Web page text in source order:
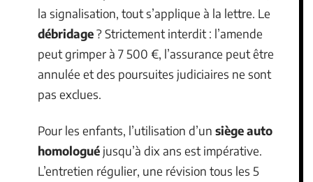
la signalisation, tout s’applique à la lettre. Le
débridage? Strictement interdit : l’amende
peut grimper à 7 500 €, l’assurance peut être
annulée et des poursuites judiciaires ne sont
pas exclues.
Pour les enfants, l’utilisation d’un siège auto
homologué jusqu’à dix ans est impérative.
L’entretien régulier, une révision tous les 5